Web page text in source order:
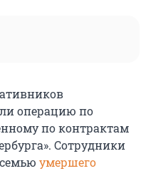
операцию по
по контрактам
Сотрудники
умершего